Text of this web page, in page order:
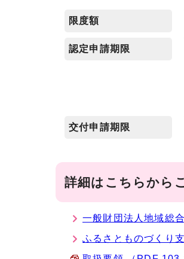
限度額
認定申請期限
交付申請期限
詳細はこちらから
一般財団法人地域総
ふるさとものづくり